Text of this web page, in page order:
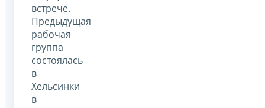
встрече.
Предыдущая
рабочая
группа
состоялась
в
Хельсинки
в